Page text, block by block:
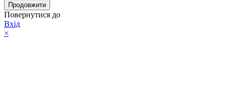
Продовжити
Повернутися до
Вхід
×